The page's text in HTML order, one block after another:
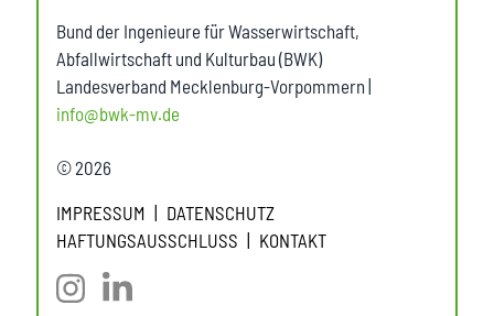
Bund der Ingenieure für Wasserwirtschaft,
Abfallwirtschaft und Kulturbau (BWK)
Landesverband Mecklenburg-Vorpommern |
info@bwk-mv.de
© 2026
IMPRESSUM
DATENSCHUTZ
HAFTUNGSAUSSCHLUSS
KONTAKT